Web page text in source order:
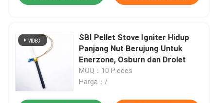
SBI Pellet Stove Igniter Hidup
Panjang Nut Berujung Untuk
Enerzone, Osburn dan Drolet
MOQ：10 Pieces
Harga：/